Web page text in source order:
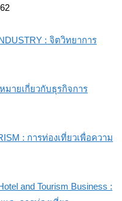
: จิตวิทยาการ
มายเกี่ยวกับธุรกิจการ
: การท่องเที่ยวเพื่อความ
and Tourism Business :